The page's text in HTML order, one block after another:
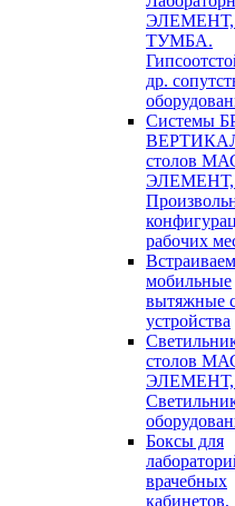
ЭЛЕМЕНТ,
ТУМБА.
др.
Системы
столов
ЭЛЕМЕНТ,
рабочих
мобильные
вытяжные
устройства
столов
ЭЛЕМЕНТ,
Боксы для
врачебных
кабинетов,